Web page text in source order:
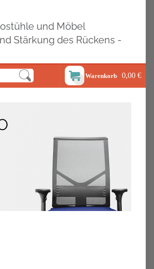
und Möbel
Stärkung des Rückens -
Warenkorb 0,00 €